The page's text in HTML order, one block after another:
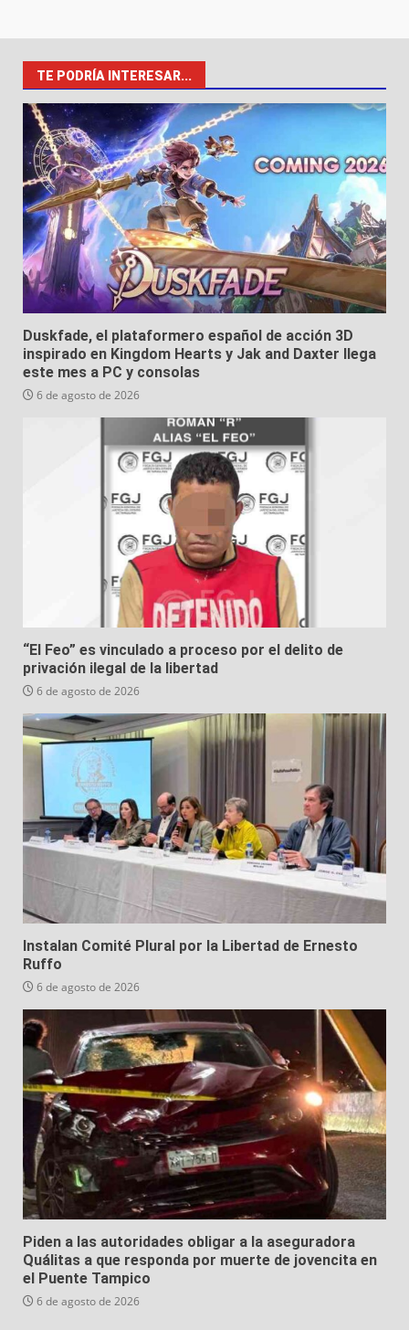
TE PODRÍA INTERESAR...
Duskfade, el plataformero español de acción 3D
inspirado en Kingdom Hearts y Jak and Daxter llega
este mes a PC y consolas
6 de agosto de 2026
“El Feo” es vinculado a proceso por el delito de
privación ilegal de la libertad
6 de agosto de 2026
Instalan Comité Plural por la Libertad de Ernesto
Ruffo
6 de agosto de 2026
Piden a las autoridades obligar a la aseguradora
Quálitas a que responda por muerte de jovencita en
el Puente Tampico
6 de agosto de 2026